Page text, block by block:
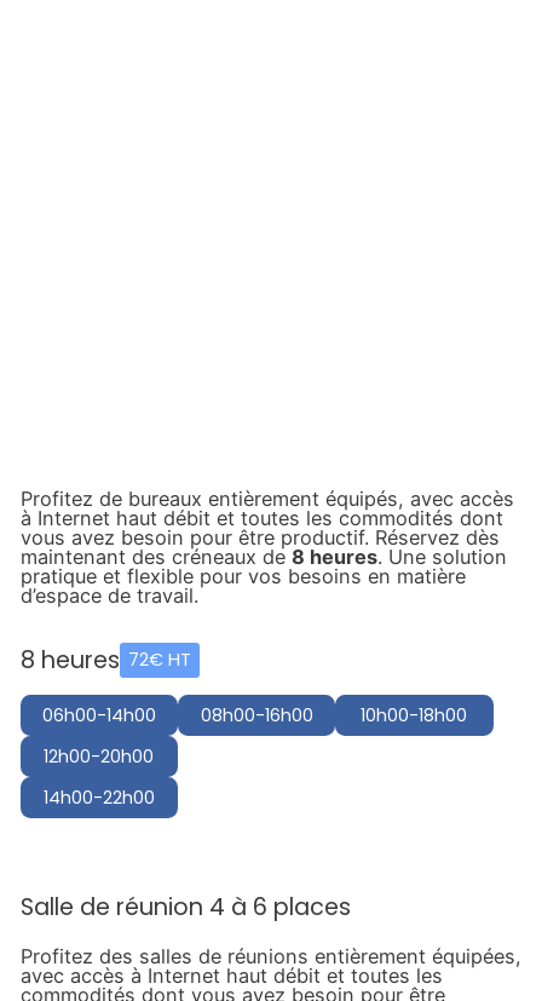
Profitez de bureaux entièrement équipés, avec accès
à Internet haut débit et toutes les commodités dont
vous avez besoin pour être productif. Réservez dès
maintenant des créneaux de 8 heures. Une solution
pratique et flexible pour vos besoins en matière
d’espace de travail.
8 heures 72€ HT
06h00-14h00 08h00-16h00
10h00-18h00
12h00-20h00
14h00-22h00
Salle de réunion 4 à 6 places
Profitez des salles de réunions entièrement équipées,
avec accès à Internet haut débit et toutes les
commodités dont vous avez besoin pour être